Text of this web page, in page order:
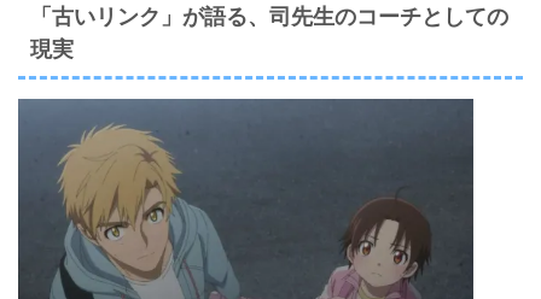
「古いリンク」が語る、司先生のコーチとしての
現実